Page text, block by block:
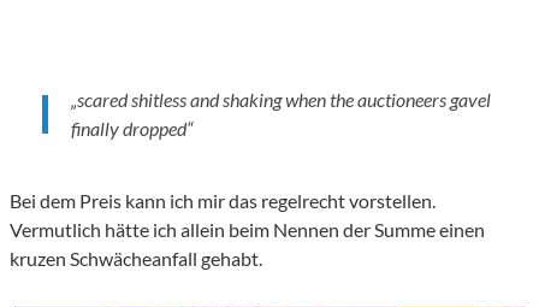
„scared shitless and shaking when the auctioneers gavel
finally dropped“
Bei dem Preis kann ich mir das regelrecht vorstellen.
Vermutlich hätte ich allein beim Nennen der Summe einen
kruzen Schwächeanfall gehabt.